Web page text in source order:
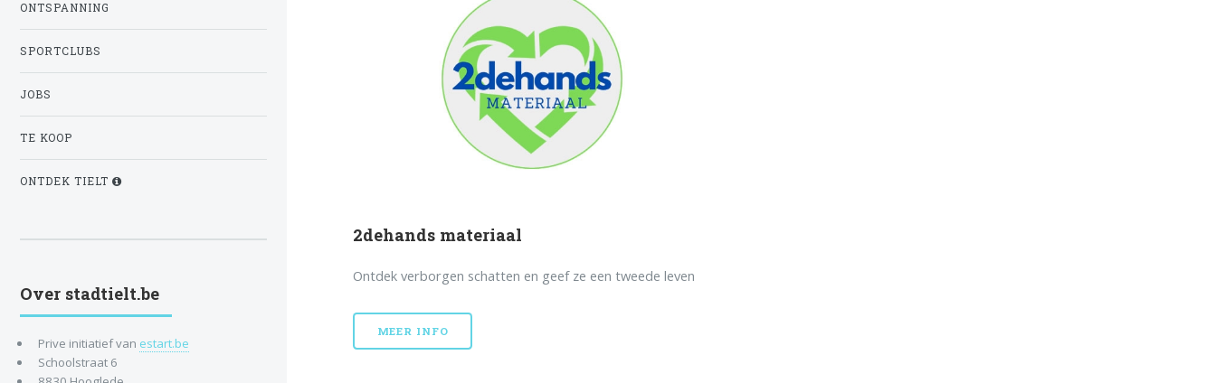
2dehands materiaal
Ontdek verborgen schatten en geef ze een tweede leven
MEER INFO
ONTSPANNING
SPORTCLUBS
JOBS
TE KOOP
ONTDEK TIELT
Over stadtielt.be
Prive initiatief van estart.be
Schoolstraat 6